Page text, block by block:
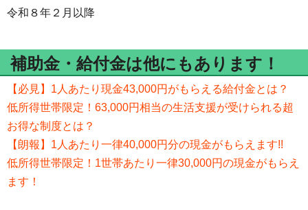
令和８年２月以降
補助金・給付金は他にもあります！
【必見】1人あたり現金43,000円がもらえる給付金とは？
低所得世帯限定！63,000円相当の生活支援が受けられる超
お得な制度とは？
【朗報】1人あたり一律40,000円分の現金がもらえます!!
低所得世帯限定！1世帯あたり一律30,000円の現金がもらえ
ます！